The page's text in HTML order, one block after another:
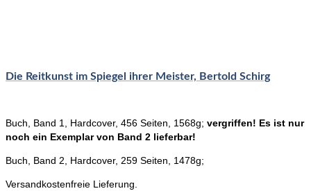
Die Reitkunst im Spiegel ihrer Meister, Bertold Schirg
Buch, Band 1, Hardcover, 456 Seiten, 1568g; vergriffen! Es ist nur
noch ein Exemplar von Band 2 lieferbar!
Buch, Band 2, Hardcover, 259 Seiten, 1478g;
Versandkostenfreie Lieferung.